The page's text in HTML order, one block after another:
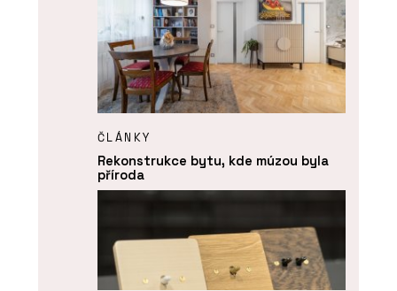
ČLÁNKY
Rekonstrukce bytu, kde múzou byla
příroda